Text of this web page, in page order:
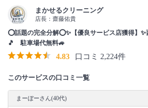
まかせるクリーニング
店長：齋藤佑貴
⭕話題の完全分解⭕✨【優良サービス店獲得】
🎵 駐車場代無料🚙
4.83 口コミ 2,224件
このサービスの口コミ一覧
まーぼーさん(40代)